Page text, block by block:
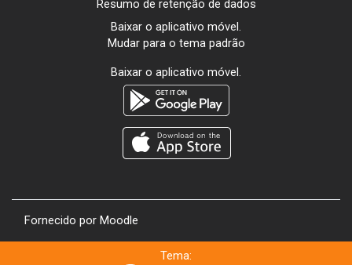
Resumo de retenção de dados
Baixar o aplicativo móvel.
Mudar para o tema padrão
Baixar o aplicativo móvel.
Fornecido por Moodle
Tema: